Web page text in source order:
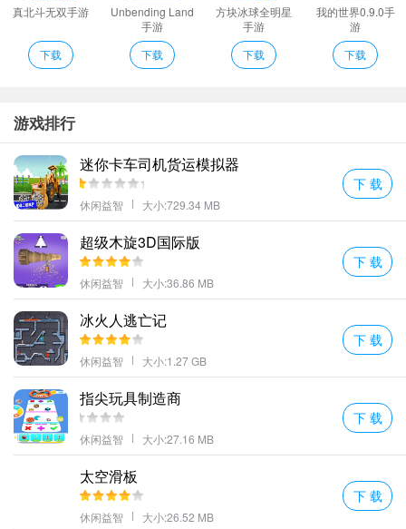
对于像我这样的休闲玩家来说，“立方体堆叠冲浪竞速”简直就是量身
定制的。它不需要你投入太多精力去学习复杂的规则或技巧，只需
要跟随直觉，享受游戏带来的快乐就足够了。而且，游戏内还有多
种模式可以选择，比如限时挑战赛、无限堆叠模式等，总有一款能
够满足你的需求。
说到这儿，不得不提的是，这款游戏还特别适合用来缓解工作学习
中的压力哦！当你感到疲惫不堪时，不妨试试看开启一局“立方体堆
叠”，让思绪随着那些可爱的小方块一起飞翔吧~相信我，几分钟后
你会发现自己的心情已经变得轻松愉快了许多呢！
对于上班族来说，我强烈推荐利用午休时间或是下班回家的路上玩
真北斗无双手游
下载
Unbending Land
手游
下载
方块冰球全明星
手游
下载
我的世界0.9.0手
游
下载
游戏排行
迷你卡车司机货运模拟器
休闲益智 大小:729.34 MB
下 载
超级木旋3D国际版
休闲益智 大小:36.86 MB
下 载
冰火人逃亡记
休闲益智 大小:1.27 GB
下 载
指尖玩具制造商
休闲益智 大小:27.16 MB
下 载
太空滑板
休闲益智 大小:26.52 MB
下 载